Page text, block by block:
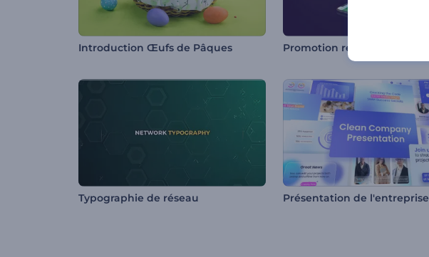
Introduction Œufs de Pâques
Typographie de réseau Présentation de l'entreprise